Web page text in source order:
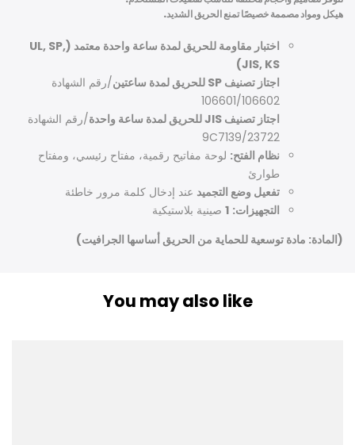
هيكل ومواد مصممة خصيصًا تمنع الحريق الشديد.
اختبار مقاومة للحريق لمدة ساعة واحدة معتمد (UL, SP,
JIS, KS)
اجتاز تصنيف SP للحريق لمدة ساعتين
/رقم الشهادة
106601/106602
اجتاز تصنيف JIS للحريق لمدة ساعة واحدة
/رقم الشهادة
9C7139/23722
نظام الفتح: لوحة مفاتيح رقمية، مفتاح رئيسي، ومفتاح
طوارئ
تفعيل وضع التجميد عند إدخال كلمة مرور خاطئة
التجهيزات: 1 صينية بلاستيكية
(المادة: مادة توسعية للحماية من الحريق أساسها الجرافيت)
You may also like